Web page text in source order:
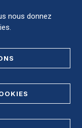
nous donnez